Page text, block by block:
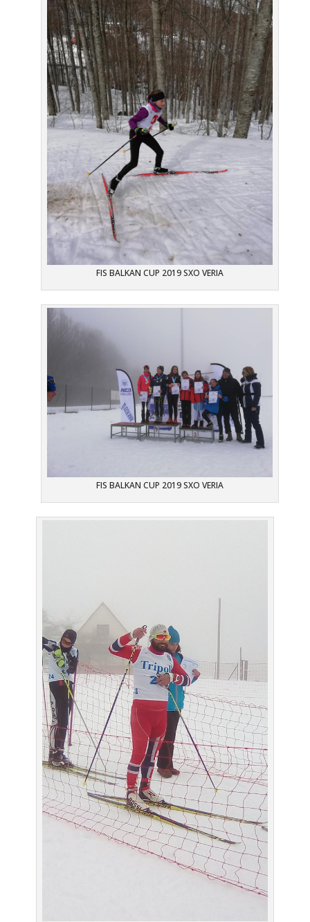
FIS BALKAN CUP 2019 SXO VERIA
FIS BALKAN CUP 2019 SXO VERIA